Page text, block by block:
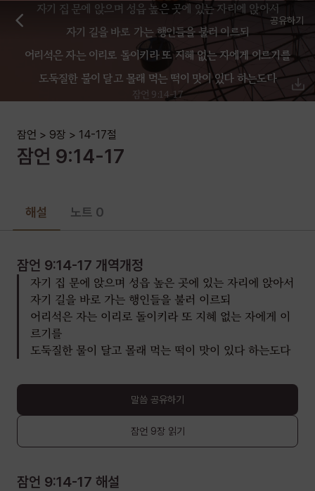
공유하기
자기 집 문에 앉으며 성읍 높은 곳에 있는 자리에 앉아서
자기 길을 바로 가는 행인들을 불러 이르되
어리석은 자는 이리로 돌이키라 또 지혜 없는 자에게 이르기를
도둑질한 물이 달고 몰래 먹는 떡이 맛이 있다 하는도다
잠언 9:14-17
잠언 > 9장 > 14-17절
잠언 9:14-17
해설 노트 0
잠언 9:14-17 개역개정
자기 집 문에 앉으며 성읍 높은 곳에 있는 자리에 앉아서
자기 길을 바로 가는 행인들을 불러 이르되
어리석은 자는 이리로 돌이키라 또 지혜 없는 자에게 이
르기를
도둑질한 물이 달고 몰래 먹는 떡이 맛이 있다 하는도다
말씀 공유하기
잠언 9장읽기
잠언 9:14-17 해설